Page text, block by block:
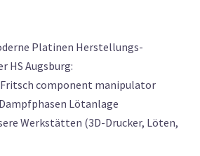
Platinen Herstellungs-
HS Augsburg:
component manipulator
Lötanlage
Werkstätten (3D-Drucker, Löten,